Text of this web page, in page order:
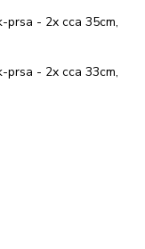
prsa - 2x cca 35cm,
prsa - 2x cca 33cm,